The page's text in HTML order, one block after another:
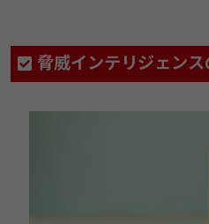
脅威インテリジェン